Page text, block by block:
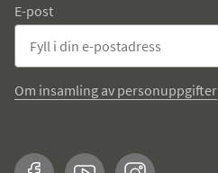
E-post
Om insamling av personuppgifter